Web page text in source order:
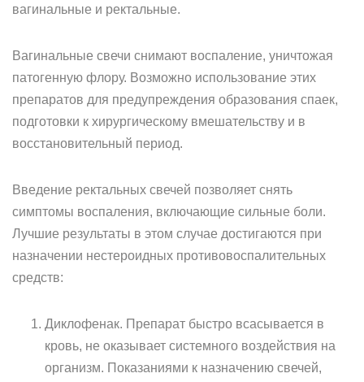
вагинальные и ректальные.
Вагинальные свечи снимают воспаление, уничтожая
патогенную флору. Возможно использование этих
препаратов для предупреждения образования спаек,
подготовки к хирургическому вмешательству и в
восстановительный период.
Введение ректальных свечей позволяет снять
симптомы воспаления, включающие сильные боли.
Лучшие результаты в этом случае достигаются при
назначении нестероидных противовоспалительных
средств:
Диклофенак. Препарат быстро всасывается в
кровь, не оказывает системного воздействия на
организм. Показаниями к назначению свечей,